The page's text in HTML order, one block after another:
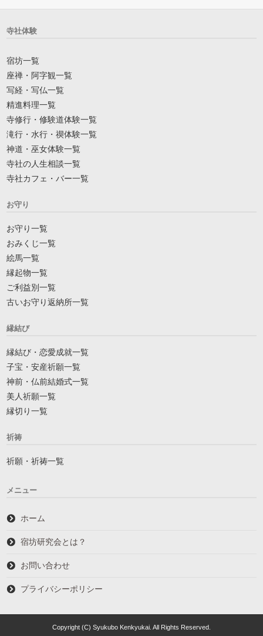
寺社体験
宿坊一覧
座禅・阿字観一覧
写経・写仏一覧
精進料理一覧
寺修行・修験道体験一覧
滝行・水行・禊体験一覧
神道・巫女体験一覧
寺社の人生相談一覧
寺社カフェ・バー一覧
お守り
お守り一覧
おみくじ一覧
絵馬一覧
縁起物一覧
ご利益別一覧
古いお守り返納所一覧
縁結び
縁結び・恋愛成就一覧
子宝・安産祈願一覧
神前・仏前結婚式一覧
美人祈願一覧
縁切り一覧
祈祷
祈願・祈祷一覧
メニュー
ホーム
宿坊研究会とは？
お問い合わせ
プライバシーポリシー
Copyright (C) Syukubo Kenkyukai. All Rights Reserved.